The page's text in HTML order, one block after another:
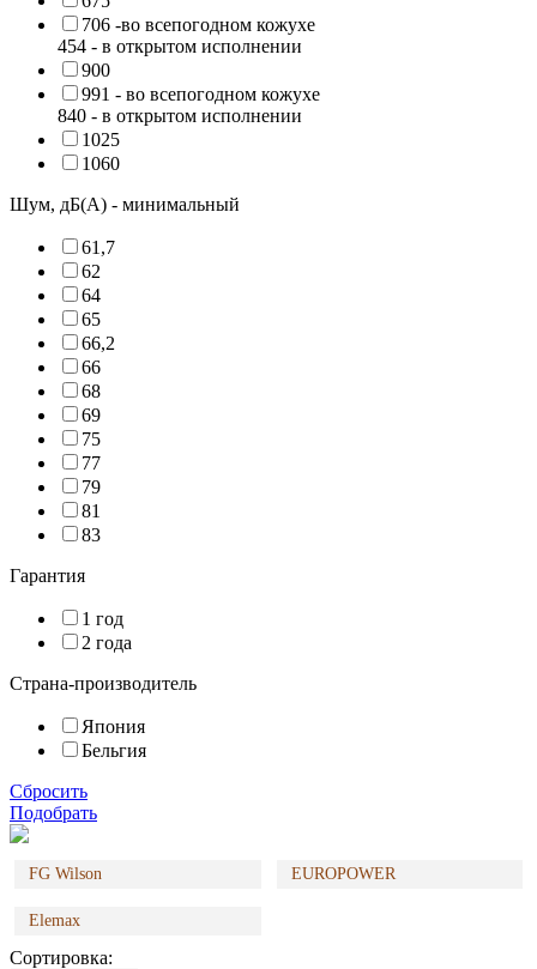
706 -во всепогодном кожухе
454 - в открытом исполнении
900
991 - во всепогодном кожухе
840 - в открытом исполнении
1025
1060
Шум, дБ(А) - минимальный
61,7
62
64
65
66,2
66
68
69
75
77
79
81
83
Гарантия
1 год
2 года
Страна-производитель
Япония
Бельгия
Сбросить
Подобрать
FG Wilson EUROPOWER
Elemax
Сортировка: